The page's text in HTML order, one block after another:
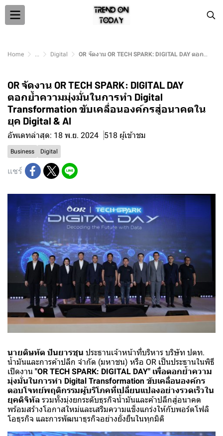
Home ... Digital OR จัดงาน OR TECH SPARK: DIGITAL DAY ตอกย้ำความมุ่งมั่นในการทำ Digital Transformation ขับเคลื่อนองค์กรสู่อนาคตในยุค Digital & AI
OR จัดงาน OR TECH SPARK: DIGITAL DAY
ตอกย้ำความมุ่งมั่นในการทำ Digital
Transformation ขับเคลื่อนองค์กรสู่อนาคตใน
ยุค Digital & AI
อัพเดทล่าสุด: 18 พ.ย. 2024 518 ผู้เข้าชม
Business Digital
แชร์
นายดิษทัต ปันยารชุน ประธานเจ้าหน้าที่บริหาร บริษัท ปตท.
น้ำมันและการค้าปลีก จำกัด (มหาชน) หรือ OR เป็นประธานในพิธี
เปิดงาน "OR TECH SPARK: DIGITAL DAY" เพื่อตอกย้ำความ
มุ่งมั่นในการทำ Digital Transformation ขับเคลื่อนองค์กร
ตอบโจทย์พฤติกรรมผู้บริโภคที่เปลี่ยนแปลงอย่างรวดเร็วใน
ยุคดิจิทัล รวมทั้งมุ่งยกระดับธุรกิจนํ้ามันและค้าปลีกสู่อนาคต
พร้อมสร้างโอกาสใหม่และเสริมความแข็งแกร่งให้กับพอร์ตโฟลิ
โอธุรกิจ และการพัฒนาธุรกิจอย่างยั่งยืนในทุกมิติ